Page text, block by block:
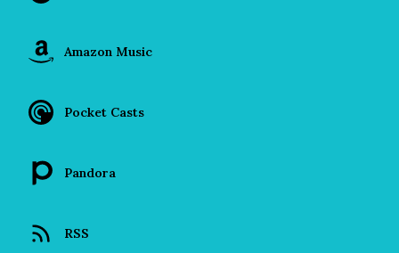
Amazon Music
Pocket Casts
Pandora
RSS